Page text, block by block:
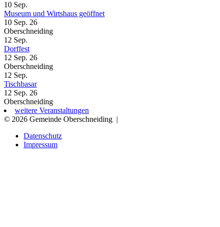
10 Sep.
Museum und Wirtshaus geöffnet
10 Sep. 26
Oberschneiding
12 Sep.
Dorffest
12 Sep. 26
Oberschneiding
12 Sep.
Tischbasar
12 Sep. 26
Oberschneiding
weitere Veranstaltungen
© 2026 Gemeinde Oberschneiding |
Datenschutz
Impressum